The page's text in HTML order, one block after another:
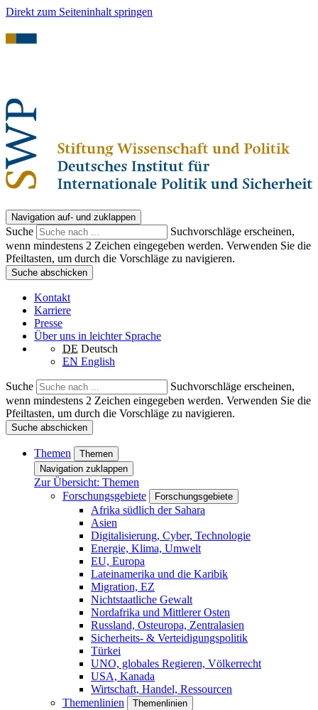
Direkt zum Seiteninhalt springen
Navigation auf- und zuklappen
Suche
Suchvorschläge erscheinen,
wenn mindestens 2 Zeichen eingegeben werden. Verwenden Sie die
Pfeiltasten, um durch die Vorschläge zu navigieren.
Suche abschicken
Kontakt
Karriere
Presse
Über uns in leichter Sprache
DE Deutsch
EN English
Suche
Suchvorschläge erscheinen,
wenn mindestens 2 Zeichen eingegeben werden. Verwenden Sie die
Pfeiltasten, um durch die Vorschläge zu navigieren.
Suche abschicken
Themen
Themen
Navigation zuklappen
Zur Übersicht: Themen
Forschungsgebiete
Forschungsgebiete
Afrika südlich der Sahara
Asien
Digitalisierung, Cyber, Technologie
Energie, Klima, Umwelt
EU, Europa
Lateinamerika und die Karibik
Migration, EZ
Nichtstaatliche Gewalt
Nordafrika und Mittlerer Osten
Russland, Osteuropa, Zentralasien
Sicherheits- & Verteidigungspolitik
Türkei
UNO, globales Regieren, Völkerrecht
USA, Kanada
Wirtschaft, Handel, Ressourcen
Themenlinien
Themenlinien